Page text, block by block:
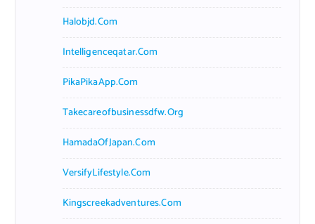
Halobjd.com
Intelligenceqatar.com
PikaPikaApp.com
Takecareofbusinessdfw.org
HamadaOfJapan.com
VersifyLifestyle.com
Kingscreekadventures.com